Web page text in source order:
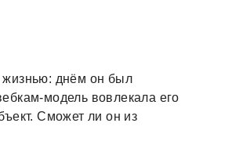
жизнью: днём он был
модель вовлекала его
Сможет ли он из